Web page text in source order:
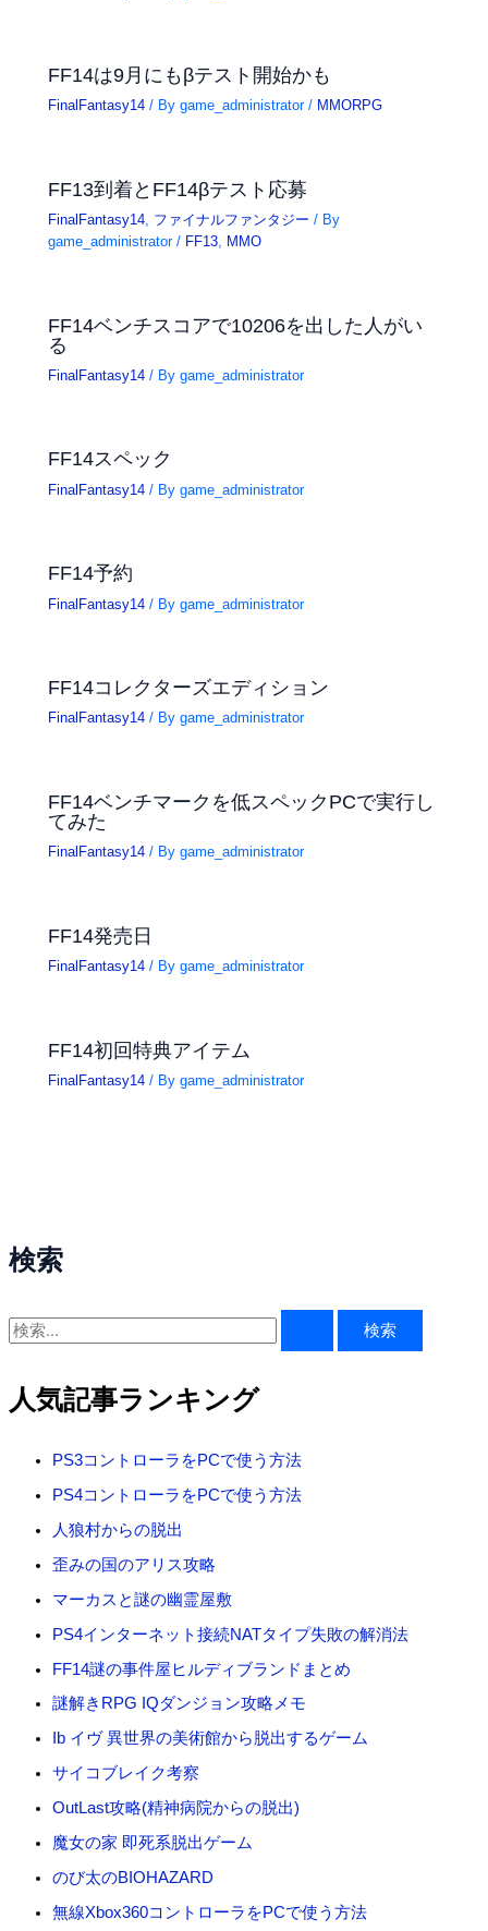
検索
検
対
象
人気記事ランキング
PS3コントローラをPCで使う方法
PS4コントローラをPCで使う方法
人狼村からの脱出
歪みの国のアリス攻略
マーカスと謎の幽霊屋敷
PS4インターネット接続NATタイプ失敗の解消法
FF14謎の事件屋ヒルディブランドまとめ
謎解きRPG IQダンジョン攻略メモ
Ib イヴ 異世界の美術館から脱出するゲーム
サイコブレイク考察
OutLast攻略(精神病院からの脱出)
魔女の家 即死系脱出ゲーム
のび太のBIOHAZARD
無線Xbox360コントローラをPCで使う方法
FF14は9月にもβテスト開始かも
FinalFantasy14 / Bygame_administrator/ MMORPG
FF13到着とFF14βテスト応募
FinalFantasy14 ファイナルファンタジー / By
game_administrator/ FF13 MMO
FF14ベンチスコアで10206を出した人がい
る
FinalFantasy14 / Bygame_administrator
FF14スペック
FinalFantasy14 / Bygame_administrator
FF14予約
FinalFantasy14 / Bygame_administrator
FF14コレクターズエディション
FinalFantasy14 / Bygame_administrator
FF14ベンチマークを低スペックPCで実行し
てみた
FinalFantasy14 / Bygame_administrator
FF14発売日
FinalFantasy14 / Bygame_administrator
FF14初回特典アイテム
FinalFantasy14 / Bygame_administrator